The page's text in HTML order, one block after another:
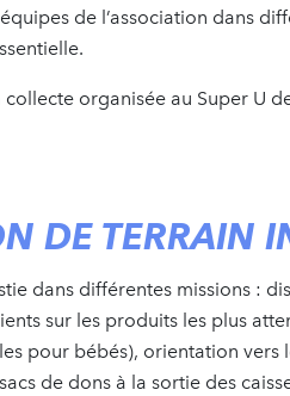
de l’association dans
organisée au Super U
DE TERRAIN
dans différentes missions :
sur les produits les plus
pour bébés), orientation vers
de dons à la sortie des